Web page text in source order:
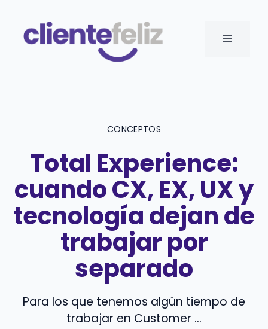
contenido
MENÚ
CONCEPTOS
Total Experience:
cuando CX, EX, UX y
tecnología dejan de
trabajar por
separado
Para los que tenemos algún tiempo de
trabajar en Customer ...